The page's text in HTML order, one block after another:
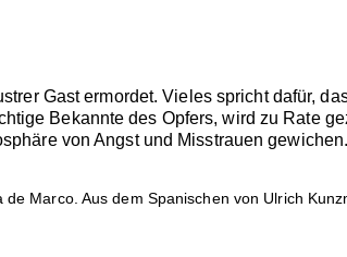
Gast ermordet. Vieles spricht dafür,
Bekannte des Opfers, wird zu Rate
von Angst und Misstrauen
Marco. Aus dem Spanischen von Ulrich